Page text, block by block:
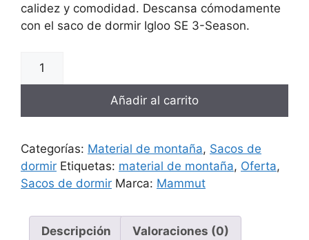
calidez y comodidad. Descansa cómodamente
con el saco de dormir Igloo SE 3-Season.
Añadir al carrito
Categorías: Material de montaña, Sacos de
dormir Etiquetas: material de montaña, Oferta,
Sacos de dormir Marca: Mammut
Descripción Valoraciones (0)